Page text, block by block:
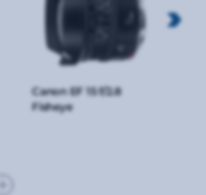
Canon EF 15 f/2.8
Fisheye